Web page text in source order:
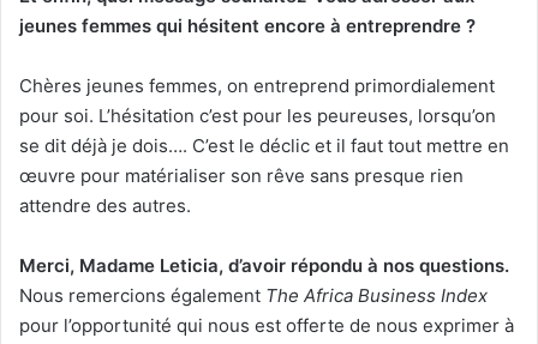
jeunes femmes qui hésitent encore à entreprendre ?
Chères jeunes femmes, on entreprend primordialement
pour soi. L’hésitation c’est pour les peureuses, lorsqu’on
se dit déjà je dois…. C’est le déclic et il faut tout mettre en
œuvre pour matérialiser son rêve sans presque rien
attendre des autres.
Merci, Madame Leticia, d’avoir répondu à nos questions.
Nous remercions également The Africa Business Index
pour l’opportunité qui nous est offerte de nous exprimer à